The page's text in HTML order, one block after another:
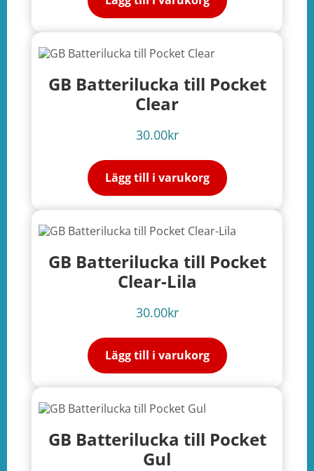
GB Batterilucka till Pocket
Clear
30.00kr
Lägg till i varukorg
GB Batterilucka till Pocket
Clear-Lila
30.00kr
Lägg till i varukorg
GB Batterilucka till Pocket
Gul